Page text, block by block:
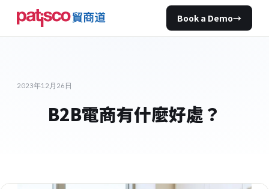
Book a Demo→
2023年12月26日
B2B電商有什麼好處？